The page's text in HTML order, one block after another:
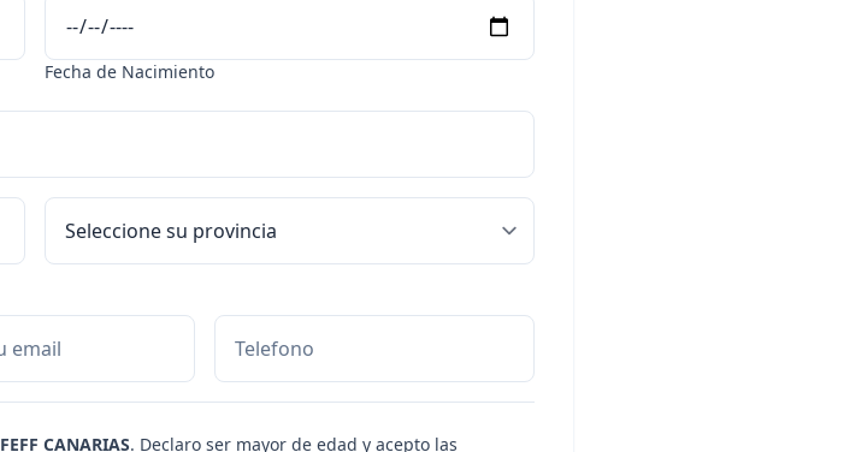
Fecha de Nacimiento
FEFF CANARIAS. Declaro ser mayor de edad y acepto las